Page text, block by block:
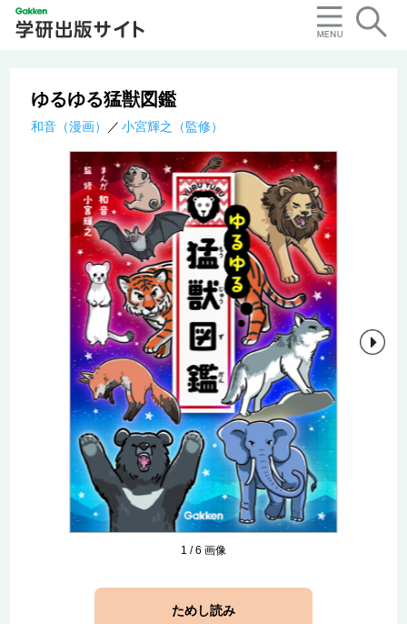
ゆるゆる猛獣図鑑
和音（漫画） 小宮輝之（監修）
1 /6 画像
ためし読み